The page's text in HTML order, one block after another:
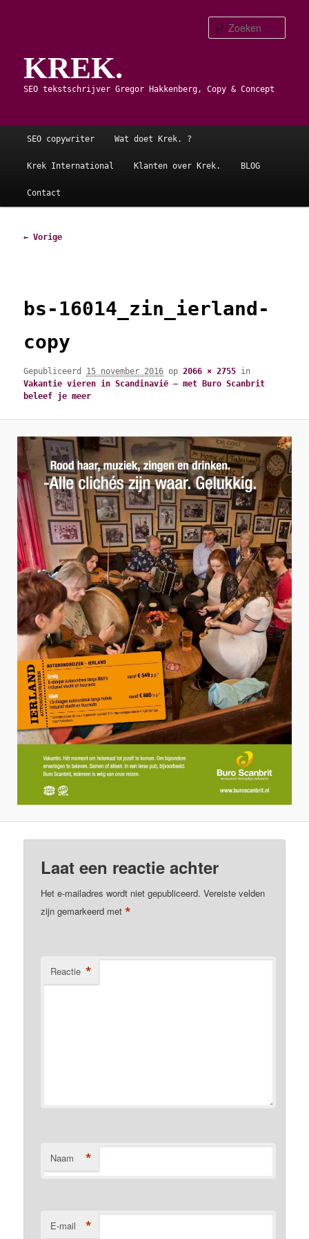
primaire
inhoudKREK.
SEO tekstschrijver Gregor Hakkenberg, Copy & Concept
Hoofdmenu
SEO copywriter Wat doet Krek. ?
Krek International Klanten over Krek. BLOG
Contact
Afbeeldingsnavigatie
← Vorige
bs-16014_zin_ierland-
copy
Gepubliceerd 15 november 2016 op2066 × 2755 in
Vakantie vieren in Scandinavië – met Buro Scanbrit
beleef je meer
Laat een reactie achter
Het e-mailadres wordt niet gepubliceerd. Vereiste velden
zijn gemarkeerd met*
Reactie *
Naam *
E-mail *